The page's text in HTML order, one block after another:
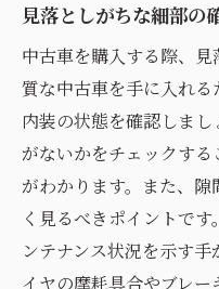
見落としがちな細部の
中古車を購入する際、
質な中古車を手に入れる
内装の状態を確認しま
がないかをチェックす
がわかります。また、
く見るべきポイントで
ンテナンス状況を示す
イヤの摩耗具合やブレ